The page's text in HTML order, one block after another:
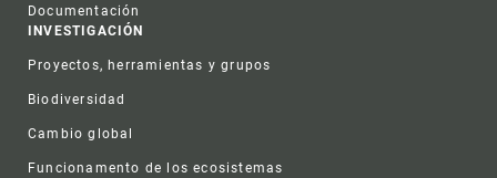
Documentación
INVESTIGACIÓN
Proyectos, herramientas y grupos
Biodiversidad
Cambio global
Funcionamento de los ecosistemas